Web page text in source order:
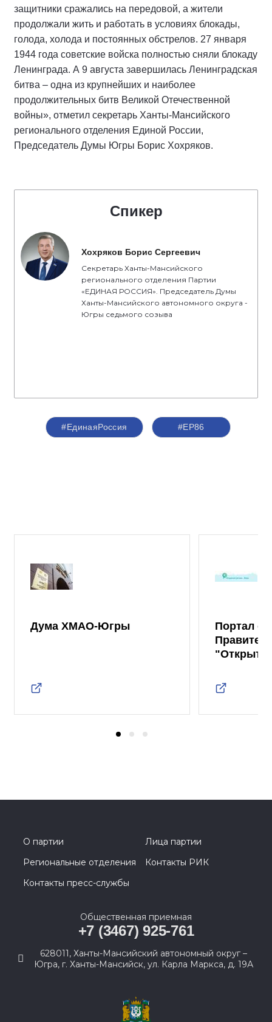
защитники сражались на передовой, а жители
продолжали жить и работать в условиях блокады,
голода, холода и постоянных обстрелов. 27 января
1944 года советские войска полностью сняли блокаду
Ленинграда. А 9 августа завершилась Ленинградская
битва – одна из крупнейших и наиболее
продолжительных битв Великой Отечественной
войны», отметил секретарь Ханты-Мансийского
регионального отделения Единой России,
Председатель Думы Югры Борис Хохряков.
Спикер
Хохряков Борис Сергеевич
Секретарь Ханты-Мансийского
регионального отделения Партии
«ЕДИНАЯ РОССИЯ». Председатель Думы
Ханты-Мансийского автономного округа -
Югры седьмого созыва
#ЕдинаяРоссия #ЕР86
Дума ХМАО-Югры
Портал
О партии
Лица партии
Региональные отделения
Контакты РИК
Контакты пресс-службы
Общественная приемная
+7 (3467) 925-761
628011, Ханты-Мансийский автономный округ –
Югра, г. Ханты-Мансийск, ул. Карла Маркса, д. 19А